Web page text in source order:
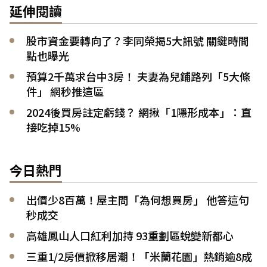
延伸閱讀
股市資金要轉向了？李同榮揭5大訊號 關鍵時間
點也曝光
預算2千萬求台中3房！ 夫妻為兒鋪路列「5大條
件」 網秒推這區
2024後買房註定虧錢？ 網揪「1隱形成本」：直
接吃掉15%
今日熱門
出價少8百萬！屋主問「為何想買房」 他答這句
秒成交
高雄鳳山人口紅利加持 93重劃區蛻變新都心
三重1/2房價掀移居潮！「米蘭花園」熱銷逾8成